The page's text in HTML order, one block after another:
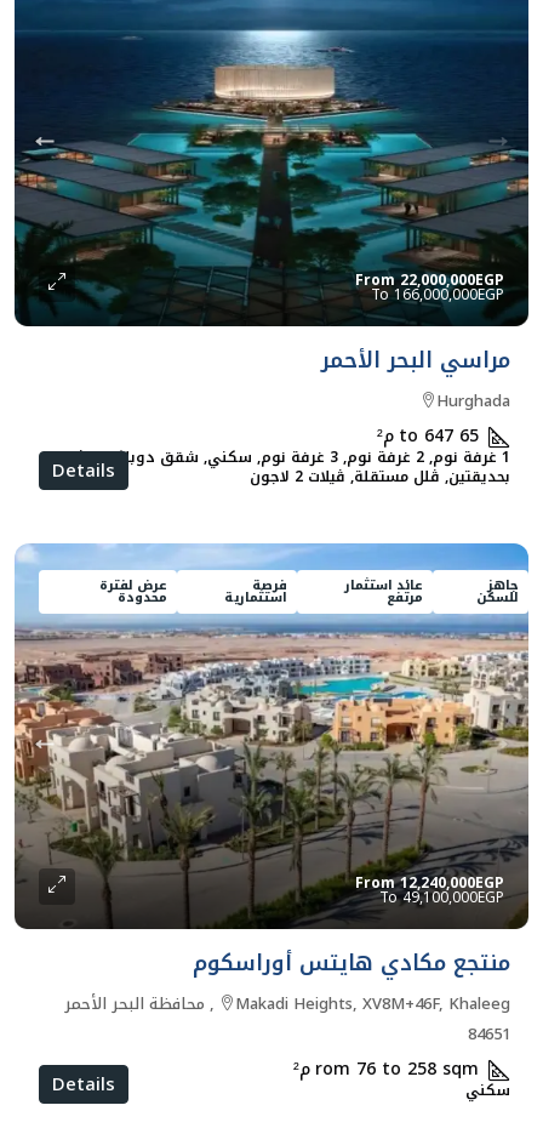
From22,000,000EGP
166,000,000EGP
مراسي البحر الأحمر
Hurghada
65 to 647 م²
1 غرفة نوم, 2 غرفة نوم, 3 غرفة نوم, سكني, شقق دوبلكس, ڨلل
بحديقتين, ڨلل مستقلة, ڨيلات 2 لاجون Details
جاهز
للسكن
عائد استثمار
مرتفع
فرصة
استثمارية
عرض لفترة
محدودة
From12,240,000EGP
49,100,000EGP
منتجع مكادي هايتس أوراسكوم
Makadi Heights, XV8M+46F, Khaleeg, محافظة البحر الأحمر
84651
rom 76 to 258 sqmم²
سكني Details